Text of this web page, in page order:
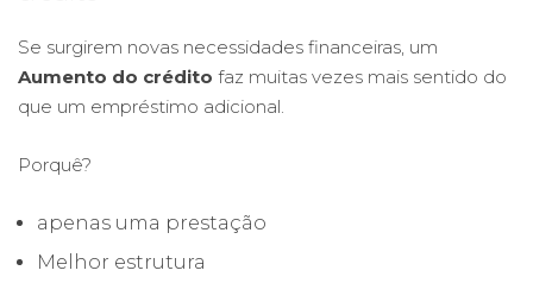
Se surgirem novas necessidades financeiras, um
Aumento do crédito faz muitas vezes mais sentido do
que um empréstimo adicional.
Porquê?
apenas uma prestação
Melhor estrutura